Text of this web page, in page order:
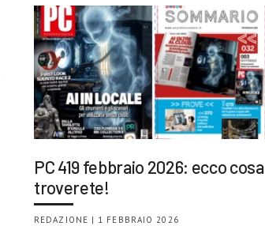
PC 419 febbraio 2026: ecco cosa
troverete!
REDAZIONE | 1 FEBBRAIO 2026